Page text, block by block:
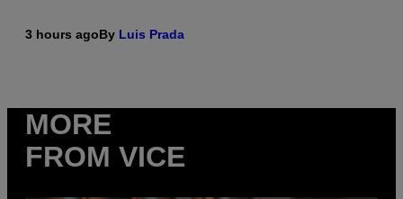
3 hours agoBy Luis Prada
MORE
FROM VICE